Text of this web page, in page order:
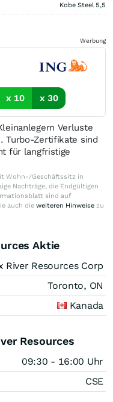
Kobe Steel 5,5
Werbung
x 10 x 30
Verluste
Turbo-Zertifikate sind
für langfristige
Wohn-/Geschäftssitz in
Nachträge, die Endgültigen
sind auf
auch die weiteren Hinweise zu
Aktie
River Resources Corp
Toronto, ON
Kanada
Resources
09:30 - 16:00 Uhr
CSE